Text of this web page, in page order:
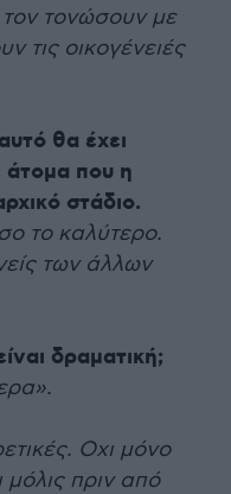
τονώσουν με
τις οικογένειές
θα έχει
άτομα που η
στάδιο.
το καλύτερο.
των άλλων
δραματική;
Οχι μόνο
πριν από